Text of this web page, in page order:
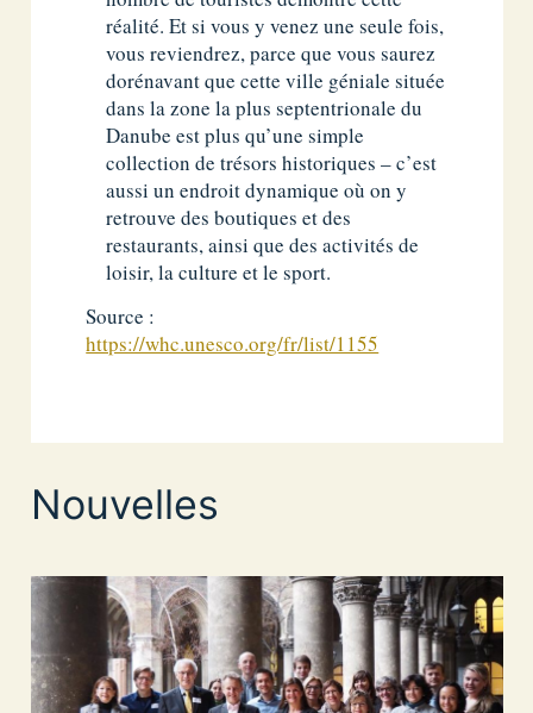
réalité. Et si vous y venez une seule fois,
vous reviendrez, parce que vous saurez
dorénavant que cette ville géniale située
dans la zone la plus septentrionale du
Danube est plus qu’une simple
collection de trésors historiques – c’est
aussi un endroit dynamique où on y
retrouve des boutiques et des
restaurants, ainsi que des activités de
loisir, la culture et le sport.
Source :
https://whc.unesco.org/fr/list/1155
Nouvelles